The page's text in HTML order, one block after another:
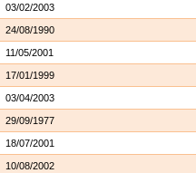
03/02/2003
24/08/1990
11/05/2001
17/01/1999
03/04/2003
29/09/1977
18/07/2001
10/08/2002